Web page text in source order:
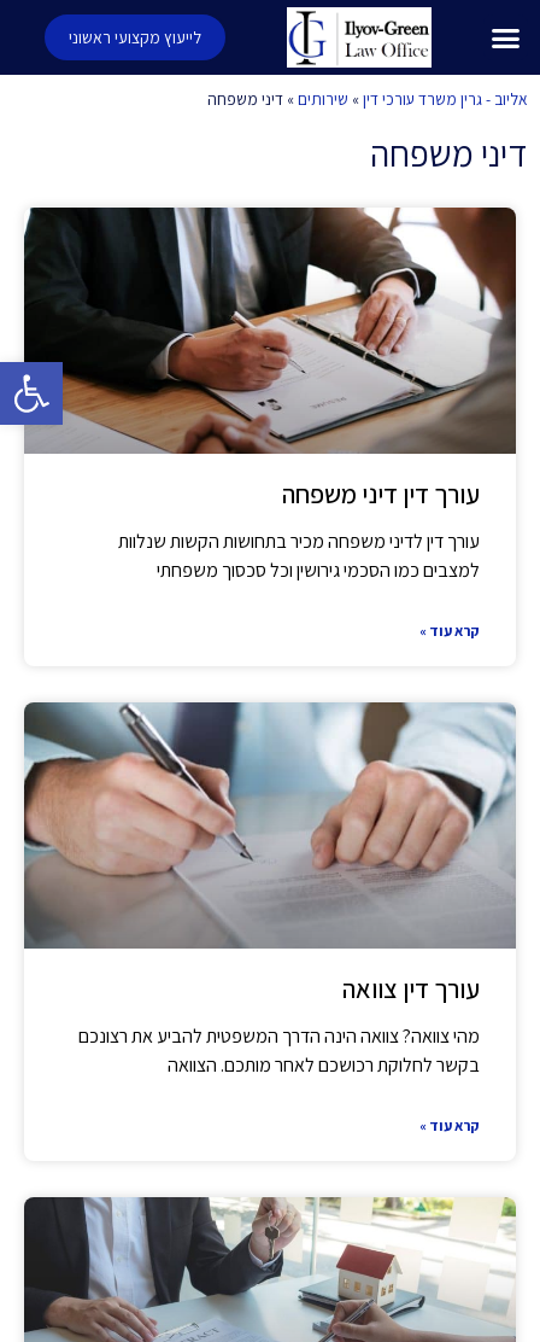
פתח
לייעוץ מקצועי ראשוני
אליוב - גרין משרד עורכי דין» שירותים» דיני משפחה
דיני משפחה
עורך דין דיני משפחה
עורך דין לדיני משפחה מכיר בתחושות הקשות שנלוות
למצבים כמו הסכמי גירושין וכל סכסוך משפחתי
קרא עוד »
עורך דין צוואה
מהי צוואה? צוואה הינה הדרך המשפטית להביע את רצונכם
בקשר לחלוקת רכושכם לאחר מותכם. הצוואה
קרא עוד »